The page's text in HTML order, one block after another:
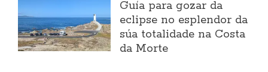
Guía para gozar da
eclipse no esplendor da
súa totalidade na Costa
da Morte